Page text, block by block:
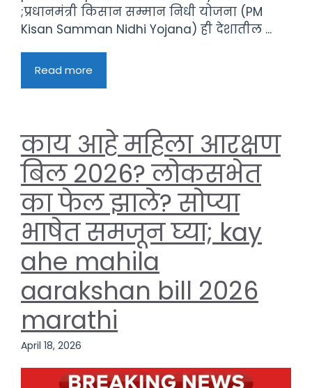
;प्रधानमंत्री किसान सम्मान निधी योजना (PM
Kisan Samman Nidhi Yojana) ही देशातील ...
Read more
काय आहे महिला आरक्षण
बिल 2026? लोकसभेत
का फेल झाले? सोप्या
भाषेत समजून घ्या; kay
ahe mahila
aarakshan bill 2026
marathi
April 18, 2026